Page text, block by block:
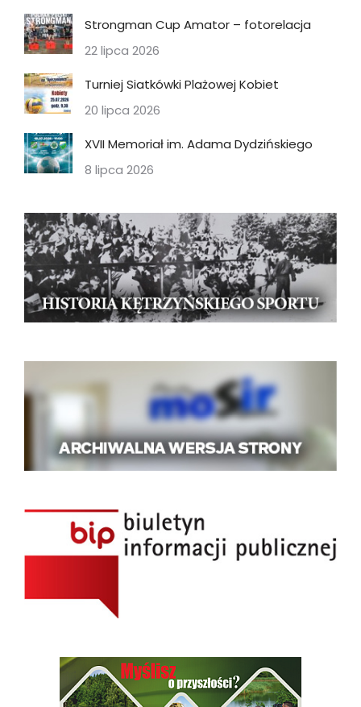
Strongman Cup Amator – fotorelacja
22 lipca 2026
Turniej Siatkówki Plażowej Kobiet
20 lipca 2026
XVII Memoriał im. Adama Dydzińskiego
8 lipca 2026